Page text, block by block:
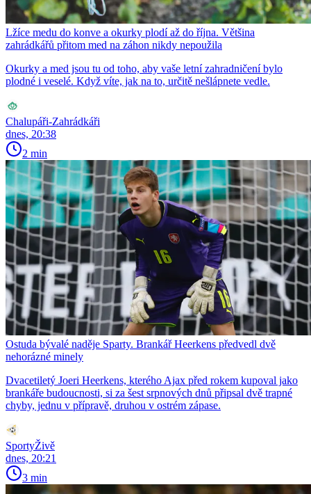
Lžíce medu do konve a okurky plodí až do října. Většina
zahrádkářů přitom med na záhon nikdy nepoužila
Okurky a med jsou tu od toho, aby vaše letní zahradničení bylo
plodné i veselé. Když víte, jak na to, určitě nešlápnete vedle.
Chalupáři-Zahrádkáři
dnes, 20:38
2 min
Ostuda bývalé naděje Sparty. Brankář Heerkens předvedl dvě
nehorázné minely
Dvacetiletý Joeri Heerkens, kterého Ajax před rokem kupoval jako
brankáře budoucnosti, si za šest srpnových dnů připsal dvě trapné
chyby, jednu v přípravě, druhou v ostrém zápase.
SportyŽivě
dnes, 20:21
3 min